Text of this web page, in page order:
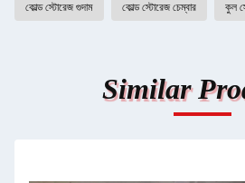
কোল্ড স্টোরেজ গুদাম কোল্ড স্টোরেজ চেম্বার কুল
Similar